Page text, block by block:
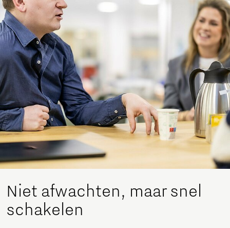
Niet afwachten, maar snel
schakelen